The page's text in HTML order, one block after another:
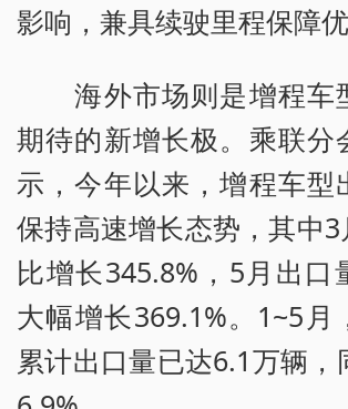
影响，兼具续驶里程保障优
海外市场则是增程车
期待的新增长极。乘联分
示，今年以来，增程车型
保持高速增长态势，其中
比增长345.8%，5月出口
大幅增长369.1%。1~5月
累计出口量已达6.1万辆，